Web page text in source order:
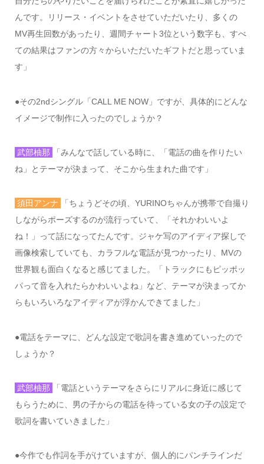
んです。リリース・イベントをさせていただいたり、多くの
MV再生回数があったり、週間チャート3位という数字も、すべ
ての結果はファンの方々からいただいたギフトだと思っていま
す」
●その2ndシングル「CALL ME NOW」ですが、具体的にどんな
イメージで制作に入ったのでしょうか？
武部柚那
「みんなで話している時に、「電話の曲を作りたい
ね」とテーマが決まって、そこから生まれた曲です」
須田アンナ 「ちょうどその頃、 YURINOちゃんが携帯で自撮り
しながらポーズするのが流行っていて、「それかわいいよ
ね！」って話になってたんです。ジャケ写のアイディア探しで
画像検索していても、カラフルな電話が見つかったり、 MVの
世界観も面白くなると感じてました。「トラックにもピッポッ
パって音を入れたらかわいいよね」など、テーマが決まってか
らもいろいろなアイディアが浮かんできてました」
●電話をテーマに、どんな設定で歌詞を書き進めていったので
しょうか？
武部柚那
「電話というテーマをさらにリアルに身近に感じて
もらうために、男の子からの電話を待っている女の子の設定で
歌詞を書いていきました」
●今作でも作詞を手がけていますが、個人的にパンチラインだ